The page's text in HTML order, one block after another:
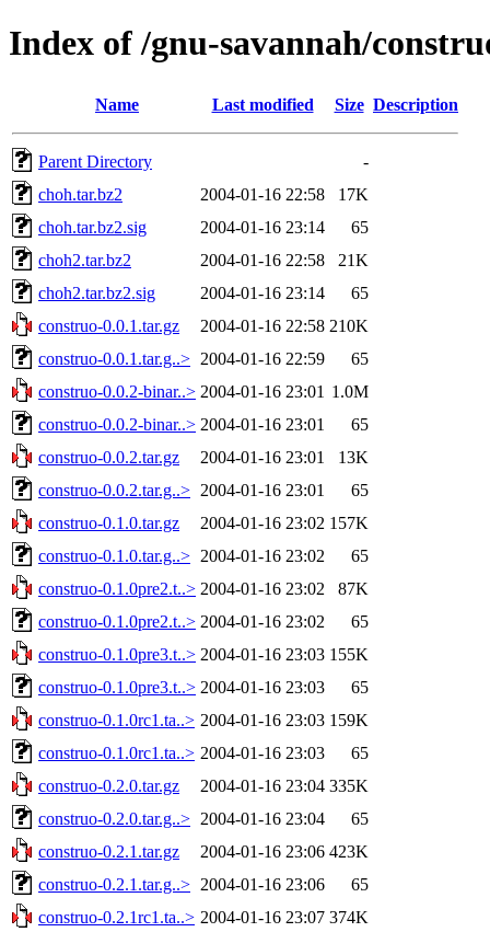
Index of /gnu-savannah/
Name Last modified Size Description
Parent Directory
-
choh.tar.bz2
2004-01-16 22:58
17K
choh.tar.bz2.sig
2004-01-16 23:14
65
choh2.tar.bz2
2004-01-16 22:58
21K
choh2.tar.bz2.sig
2004-01-16 23:14
65
construo-0.0.1.tar.gz
2004-01-16 22:58 210K
construo-0.0.1.tar.g..> 2004-01-16 22:59
65
construo-0.0.2-binar..> 2004-01-16 23:01 1.0M
construo-0.0.2-binar..> 2004-01-16 23:01
65
construo-0.0.2.tar.gz
2004-01-16 23:01
13K
construo-0.0.2.tar.g..> 2004-01-16 23:01
65
construo-0.1.0.tar.gz
2004-01-16 23:02 157K
construo-0.1.0.tar.g..> 2004-01-16 23:02
65
construo-0.1.0pre2.t..> 2004-01-16 23:02
87K
construo-0.1.0pre2.t..> 2004-01-16 23:02
65
construo-0.1.0pre3.t..> 2004-01-16 23:03 155K
construo-0.1.0pre3.t..> 2004-01-16 23:03
65
construo-0.1.0rc1.ta..> 2004-01-16 23:03 159K
construo-0.1.0rc1.ta..> 2004-01-16 23:03
65
construo-0.2.0.tar.gz
2004-01-16 23:04 335K
construo-0.2.0.tar.g..> 2004-01-16 23:04
65
construo-0.2.1.tar.gz
2004-01-16 23:06 423K
construo-0.2.1.tar.g..> 2004-01-16 23:06
65
construo-0.2.1rc1.ta..> 2004-01-16 23:07 374K